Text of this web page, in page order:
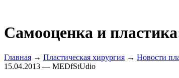
Самооценка и
Главная → Пластическая хирургия → Новости
15.04.2013 — MEDfStUdio